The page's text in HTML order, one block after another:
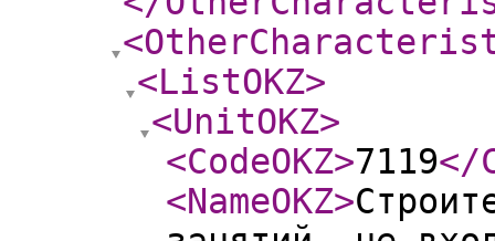
<ListOKZ>
<UnitOKZ>
<CodeOKZ>7119</
<NameOKZ>